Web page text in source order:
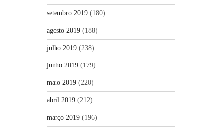
setembro 2019 (180)
agosto 2019 (188)
julho 2019 (238)
junho 2019 (179)
maio 2019 (220)
abril 2019 (212)
março 2019 (196)